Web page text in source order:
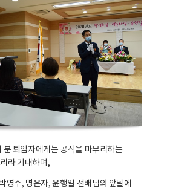
분 퇴임자에게는 공직을 마무리하는
라 기대하며,
영주, 명은자, 윤행일 선배님의 앞날에